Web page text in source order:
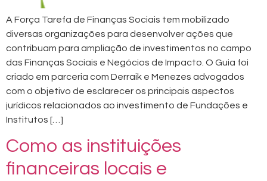
A Força Tarefa de Finanças Sociais tem mobilizado
diversas organizações para desenvolver ações que
contribuam para ampliação de investimentos no campo
das Finanças Sociais e Negócios de Impacto. O Guia foi
criado em parceria com Derraik e Menezes advogados
com o objetivo de esclarecer os principais aspectos
jurídicos relacionados ao investimento de Fundações e
Institutos […]
Como as instituições
financeiras locais e